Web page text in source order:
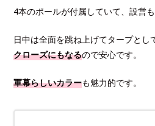
4本のポールが付属していて、設営も
日中は全面を跳ね上げてタープとし
クローズにもなるので安心です。
軍幕らしいカラーも魅力的です。